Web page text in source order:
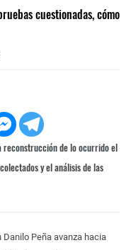
cuestionadas, cómo
reconstrucción de lo ocurrido el
y el análisis de las
Peña avanza hacia